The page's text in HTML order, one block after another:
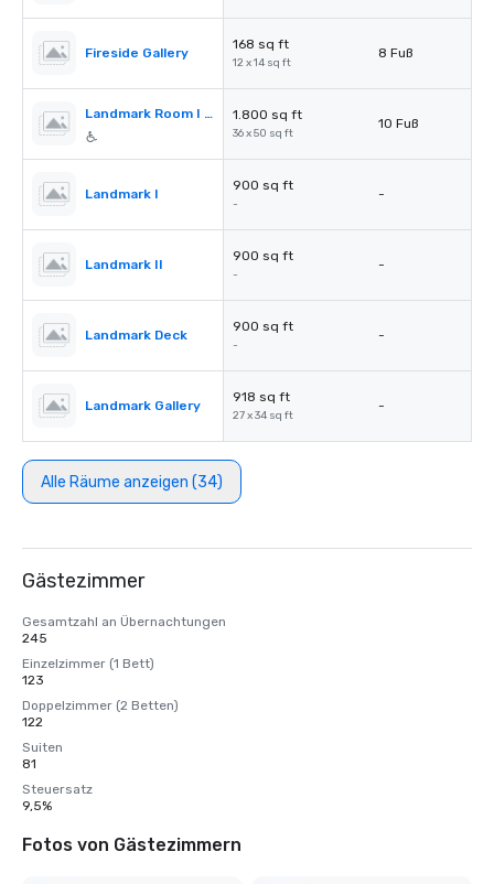
Fireside Gallery
168 sq ft
12 x 14 sq ft
8 Fuß
Landmark Room I & II 1.800 sq ft
36 x 50 sq ft
10 Fuß
Landmark I
900 sq ft
-
-
Landmark II
900 sq ft
-
-
Landmark Deck
900 sq ft
-
-
Landmark Gallery
918 sq ft
27 x 34 sq ft
-
Alle Räume anzeigen (34)
Gästezimmer
Gesamtzahl an Übernachtungen
245
Einzelzimmer (1 Bett)
123
Doppelzimmer (2 Betten)
122
Suiten
81
Steuersatz
9,5%
Fotos von Gästezimmern